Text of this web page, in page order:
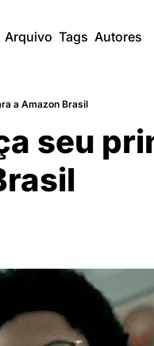
Arquivo Tags Autores
a Amazon Brasil
seu